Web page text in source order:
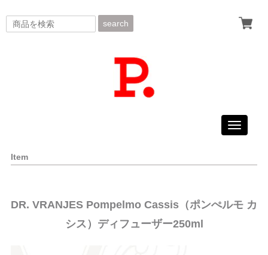
search
Toggle
Item
DR. VRANJES Pompelmo Cassis（ポンぺルモ カ
シス）ディフューザー250ml